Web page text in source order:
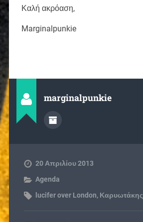
Καλή ακρόαση,
Marginalpunkie
marginalpunkie
20 Απριλίου 2013
Agenda
lucifer over London, Καρυωτάκης